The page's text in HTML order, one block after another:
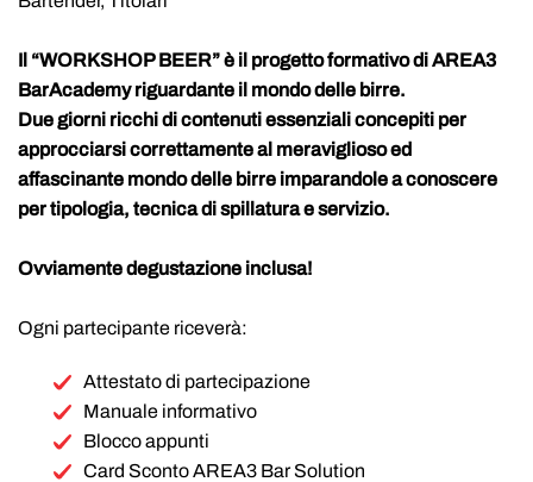
Il “WORKSHOP BEER” è il progetto formativo di AREA3
BarAcademy riguardante il mondo delle birre.
Due giorni ricchi di contenuti essenziali concepiti per
approcciarsi correttamente al meraviglioso ed
affascinante mondo delle birre imparandole a conoscere
per tipologia, tecnica di spillatura e servizio.
Ovviamente degustazione inclusa!
Ogni partecipante riceverà:
Attestato di partecipazione
Manuale informativo
Blocco appunti
Card Sconto AREA3 Bar Solution